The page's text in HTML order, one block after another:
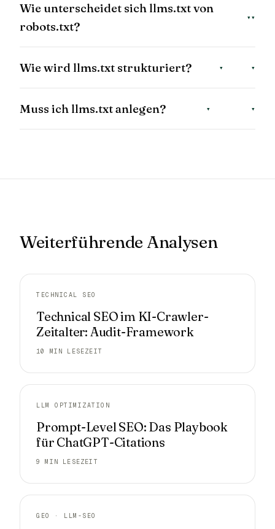
Wie unterscheidet sich llms.txt von
robots.txt?
▾
Wie wird llms.txt strukturiert? ▾
Muss ich llms.txt anlegen? ▾
Weiterführende Analysen
TECHNICAL SEO
Technical SEO im KI-Crawler-
Zeitalter: Audit-Framework
10 MIN LESEZEIT
LLM OPTIMIZATION
Prompt-Level SEO: Das Playbook
für ChatGPT-Citations
9 MIN LESEZEIT
GEO · LLM-SEO